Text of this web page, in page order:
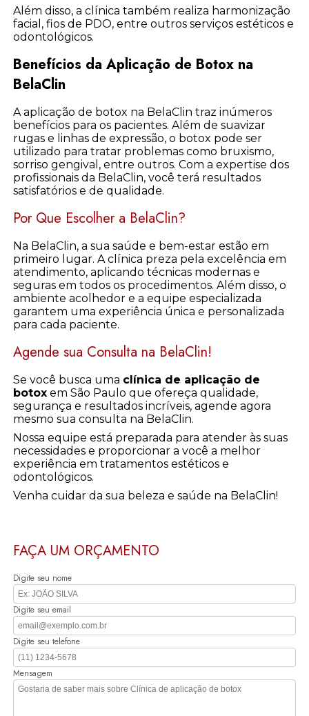
Além disso, a clínica também realiza harmonização
facial, fios de PDO, entre outros serviços estéticos e
odontológicos.
Benefícios da Aplicação de Botox na
BelaClin
A aplicação de botox na BelaClin traz inúmeros
benefícios para os pacientes. Além de suavizar
rugas e linhas de expressão, o botox pode ser
utilizado para tratar problemas como bruxismo,
sorriso gengival, entre outros. Com a expertise dos
profissionais da BelaClin, você terá resultados
satisfatórios e de qualidade.
Por Que Escolher a BelaClin?
Na BelaClin, a sua saúde e bem-estar estão em
primeiro lugar. A clínica preza pela excelência em
atendimento, aplicando técnicas modernas e
seguras em todos os procedimentos. Além disso, o
ambiente acolhedor e a equipe especializada
garantem uma experiência única e personalizada
para cada paciente.
Agende sua Consulta na BelaClin!
Se você busca uma clínica de aplicação de
botox em São Paulo que ofereça qualidade,
segurança e resultados incríveis, agende agora
mesmo sua consulta na BelaClin.
Nossa equipe está preparada para atender às suas
necessidades e proporcionar a você a melhor
experiência em tratamentos estéticos e
odontológicos.
Venha cuidar da sua beleza e saúde na BelaClin!
FAÇA UM ORÇAMENTO
Digite seu nome
Digite seu email
Digite seu telefone
Mensagem